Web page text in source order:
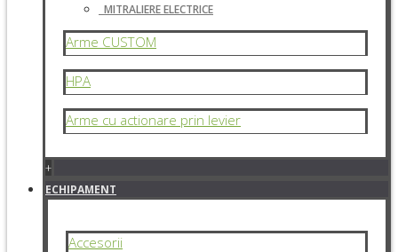
MITRALIERE ELECTRICE
Arme CUSTOM
HPA
Arme cu actionare prin levier
+
ECHIPAMENT
Accesorii